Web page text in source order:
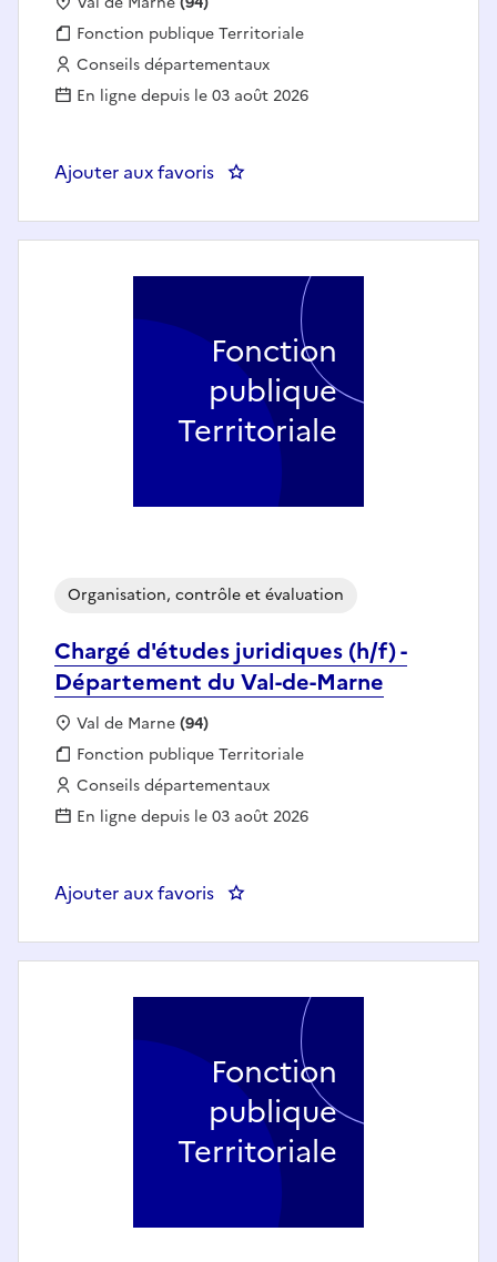
Fonction publique :
Fonction publique Territoriale
Employeur :
Conseils départementaux
En ligne depuis le 03 août 2026
Ajouter aux favoris
Chargé d'études juridiques (h/f) -
Département du Val-de-Marne
Organisation, contrôle et évaluation
Localisation :
Val de Marne(94)
Fonction publique :
Fonction publique Territoriale
Employeur :
Conseils départementaux
En ligne depuis le 03 août 2026
Ajouter aux favoris
Fonction
publique
Territoriale
Fonction
publique
Territoriale